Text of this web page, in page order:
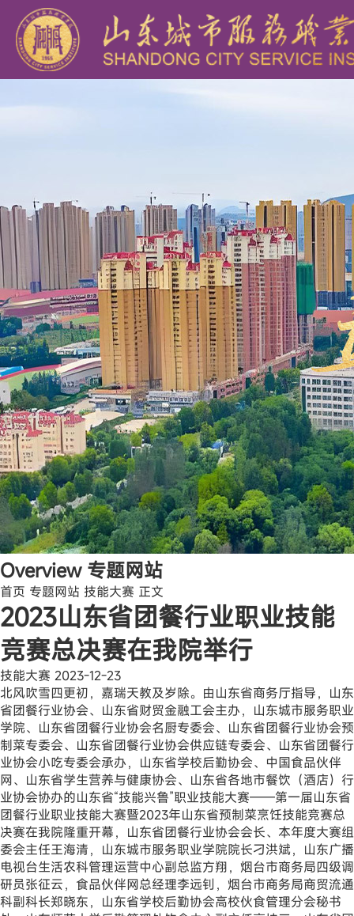
Overview专题网站
首页 专题网站 技能大赛 正文
2023山东省团餐行业职业技能
竞赛总决赛在我院举行
技能大赛 2023-12-23
北风吹雪四更初，嘉瑞天教及岁除。由山东省商务厅指导，山东
省团餐行业协会、山东省财贸金融工会主办，山东城市服务职业
学院、山东省团餐行业协会名厨专委会、山东省团餐行业协会预
制菜专委会、山东省团餐行业协会供应链专委会、山东省团餐行
业协会小吃专委会承办，山东省学校后勤协会、中国食品伙伴
网、山东省学生营养与健康协会、山东省各地市餐饮（酒店）行
业协会协办的山东省“技能兴鲁”职业技能大赛——第一届山东省
团餐行业职业技能大赛暨2023年山东省预制菜烹饪技能竞赛总
决赛在我院隆重开幕，山东省团餐行业协会会长、本年度大赛组
委会主任王海清，山东城市服务职业学院院长刁洪斌，山东广播
电视台生活农科管理运营中心副总监方翔，烟台市商务局四级调
研员张征云，食品伙伴网总经理李远钊，烟台市商务局商贸流通
科副科长郑晓东，山东省学校后勤协会高校伙食管理分会秘书